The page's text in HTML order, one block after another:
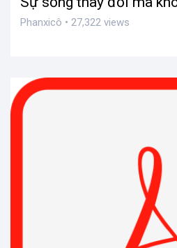
Phanxicô • 27,322 views